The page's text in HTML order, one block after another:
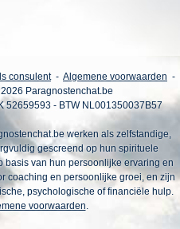
consulent- Algemene voorwaarden -
Paragnostenchat.be
52659593 - BTW NL001350037B57
werken als zelfstandige,
gescreend op hun spirituele
van hun persoonlijke ervaring en
coaching en persoonlijke groei, en zijn
psychologische of financiële hulp.
voorwaarden.